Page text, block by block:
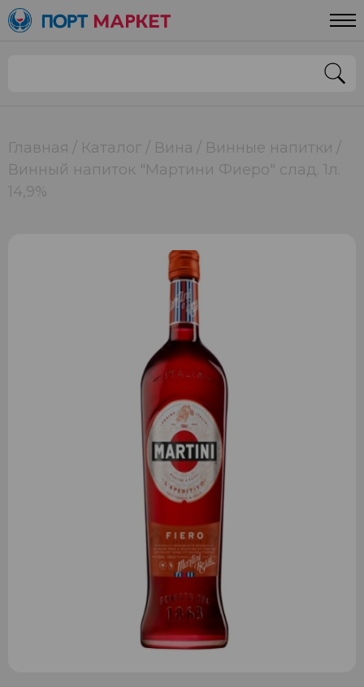
Главная Каталог Вина
Винные напитки
Винный напиток "Мартини Фиеро" слад. 1л.
14,9%